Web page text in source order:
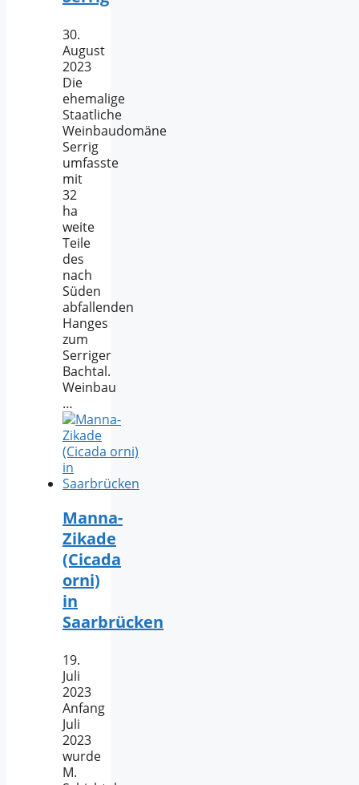
30.
August
2023
Die
ehemalige
Staatliche
Weinbaudomäne
Serrig
umfasste
mit
32
ha
weite
Teile
des
nach
Süden
abfallenden
Hanges
zum
Serriger
Bachtal.
Weinbau
…
Manna-
Zikade
(Cicada
orni)
in
Saarbrücken
19.
Juli
2023
Anfang
Juli
2023
wurde
M.